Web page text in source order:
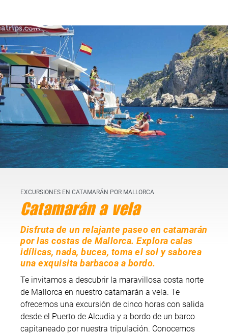
1
EXCURSIONES EN CATAMARÁN POR MALLORCA
Catamarán a vela
Disfruta de un relajante paseo en catamarán
por las costas de Mallorca. Explora calas
idílicas, nada, bucea, toma el sol y saborea
una exquisita barbacoa a bordo.
Te invitamos a descubrir la maravillosa costa norte
de Mallorca en nuestro catamarán a vela. Te
ofrecemos una excursión de cinco horas con salida
desde el Puerto de Alcudia y a bordo de un barco
capitaneado por nuestra tripulación. Conocemos